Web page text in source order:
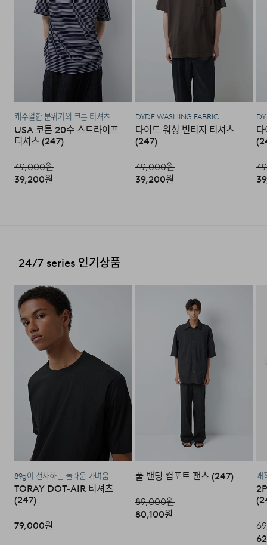
모델 착용 사이즈 : 183cm / M size
DETAIL
주시기 바랍니다.
·코오롱물류 인터넷 쇼핑몰 (지정된 반송처로 반송되지 않
을 시, 교환 및 반품 절차가 지연될 수 있습니다.)
·단순 변심으로 인한 교환 및 반품 시 택배비용은 고객님께
서 부담하셔야 합니다. (배송착오 및 제품 불량의 경우 제외)
3. 교환/반품이 가능한 경우
·상품을 공급받으신 날로부터 7일 이내에 요청이 가능합니
·상품을 미사용한 상태에서 반송하여 주십시오.
4. 교환/반품이 불가능한 경우
다음과 같이 상품이 사용/훼손된 경우에는 교환 및 반품이
되지 않습니다.
·고객님의 귀책 사유로 상품이 훼손된 경우. (단, 상품의 내
용 확인을 위해 포장 등을 훼손한 경우는 제외)
·포장을 개봉하였거나 포장이 훼손되어 상품가치가 현저히
상실된 경우.
·상품의 TAG, 스티커, 케이스 등을 훼손 및 분실한 경우.
·시간의 경과에 의하여 재판매가 곤란할 정도로 상품 등의
가치가 현저히 감소된 경우.
캐주얼한 분위기의 코튼 티셔츠
USA 코튼 20수 스트라이프
티셔츠 (247)
49,000원
39,200원
DYDE WASHING FABRIC
다이드 워싱 빈티지 티셔츠
(247)
49,000원
39,200원
24/7 series 인기상품
89g이 선사하는 놀라운 가벼움
TORAY DOT-AIR 티셔츠
(247)
79,000원
풀 밴딩 컴포트 팬츠 (247)
89,000원
80,100원
쾌